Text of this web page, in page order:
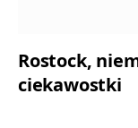
Rostock,
ciekawostki